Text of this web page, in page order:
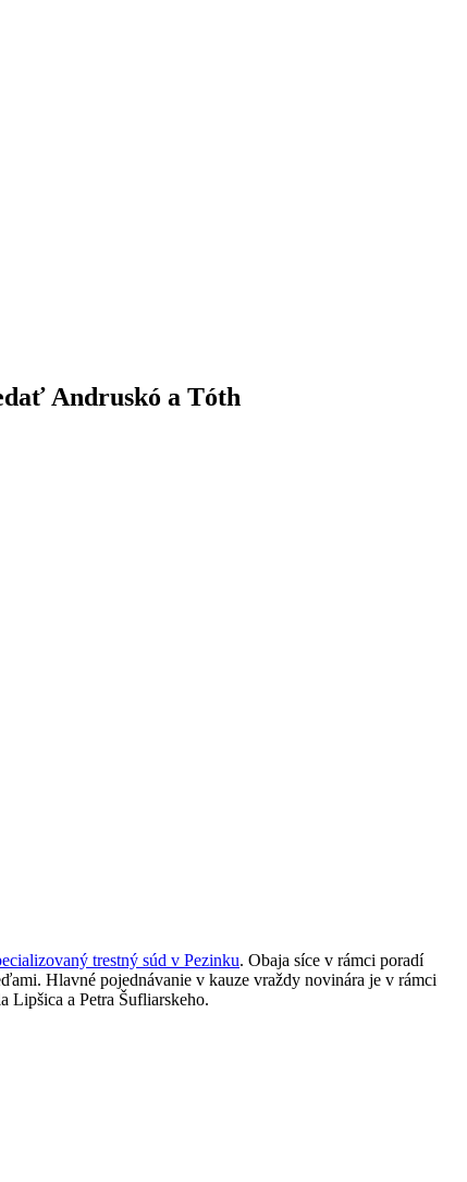
Andruskó a Tóth
trestný súd v Pezinku. Obaja síce v rámci poradí
Hlavné pojednávanie v kauze vraždy novinára je v rámci
Lipšica a Petra Šufliarskeho.